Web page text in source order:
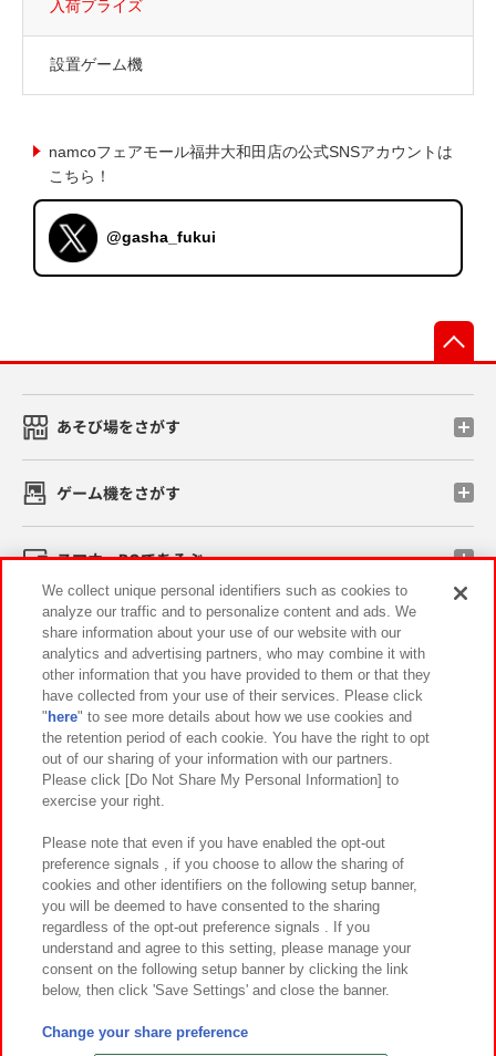
入荷プライズ
設置ゲーム機
namcoフェアモール福井大和田店の公式SNSアカウントは
こちら！
@gasha_fukui
あそび場をさがす
ゲーム機をさがす
スマホ・PCであそぶ
イベント・キャンペーン
関連会社 サステナビリティ サイトポリシー
プライバシーポリシー ウェブアクセシビリティ方針と検証結果
お取引先さまとともに
カスタマーハラスメント対応方針 よくあるご質問・お問い合わせ
©Bandai Namco Amusement Inc.
©Bandai Namco Amusement Lab Inc.
We collect unique personal identifiers such as cookies to
analyze our traffic and to personalize content and ads. We
share information about your use of our website with our
analytics and advertising partners, who may combine it with
other information that you have provided to them or that they
have collected from your use of their services. Please click
" here" to see more details about how we use cookies and
the retention period of each cookie. You have the right to opt
out of our sharing of your information with our partners.
Please click [Do Not Share My Personal Information] to
exercise your right.
Please note that even if you have enabled the opt-out
preference signals , if you choose to allow the sharing of
cookies and other identifiers on the following setup banner,
you will be deemed to have consented to the sharing
regardless of the opt-out preference signals . If you
understand and agree to this setting, please manage your
consent on the following setup banner by clicking the link
below, then click 'Save Settings' and close the banner.
Change your share preference